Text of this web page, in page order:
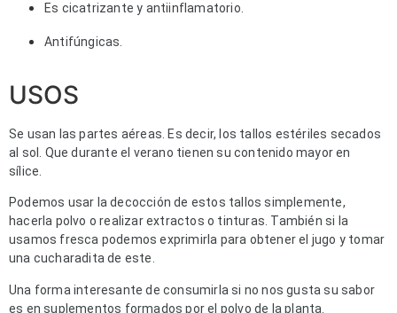
Es cicatrizante y antiinflamatorio.
Antifúngicas.
USOS
Se usan las partes aéreas. Es decir, los tallos estériles secados
al sol. Que durante el verano tienen su contenido mayor en
sílice.
Podemos usar la decocción de estos tallos simplemente,
hacerla polvo o realizar extractos o tinturas. También si la
usamos fresca podemos exprimirla para obtener el jugo y tomar
una cucharadita de este.
Una forma interesante de consumirla si no nos gusta su sabor
es en suplementos formados por el polvo de la planta.